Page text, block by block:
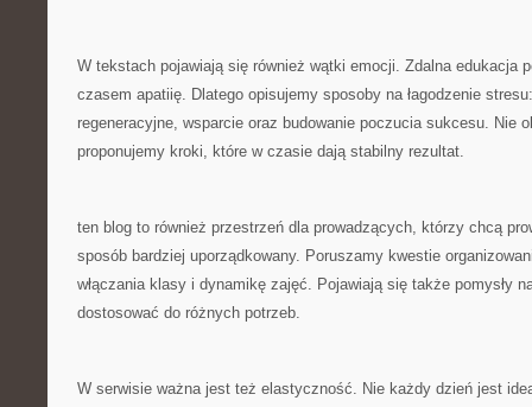
W tekstach pojawiają się również wątki emocji. Zdalna edukacja
czasem apatiię. Dlatego opisujemy sposoby na łagodzenie
regeneracyjne, wsparcie oraz budowanie poczucia sukcesu. Nie
proponujemy kroki, które w czasie dają stabilny rezultat.
ten blog to również przestrzeń dla prowadzących, którzy chcą
sposób bardziej uporządkowany. Poruszamy kwestie
włączania klasy i dynamikę zajęć. Pojawiają się także pomysły
dostosować do różnych potrzeb.
W serwisie ważna jest też elastyczność. Nie każdy dzień jest